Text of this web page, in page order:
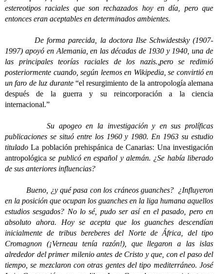
estereotipos raciales que son rechazados hoy en día, pero que
entonces eran aceptables en determinados ambientes.
De forma parecida, la doctora Ilse Schwidestsky (1907-
1997) apoyó en Alemania, en las décadas de 1930 y 1940, una de
las principales teorías raciales de los nazis.,pero se redimió
posteriormente cuando, según leemos en Wikipedia, se convirtió en
un faro de luz durante “el resurgimiento de la antropología alemana
después de la guerra y su reincorporación a la ciencia
internacional.”
Su apogeo en la investigación y en sus prolíficas
publicaciones se situó entre los 1960 y 1980. En 1963 su estudio
tituladoLa población prehispánica de Canarias: Una investigación
antropológica se publicó en español y alemán. ¿Se había liberado
de sus anteriores influencias?
Bueno, ¿y qué pasa con los cráneos guanches? ¿Influyeron
en la posición que ocupan los guanches en la liga humana aquellos
estudios sesgados? No lo sé, pudo ser así en el pasado, pero en
absoluto ahora. Hoy se acepta que los guanches descendían
inicialmente de tribus bereberes del Norte de África, del tipo
Cromagnon (¡Verneau tenía razón!), que llegaron a las islas
alrededor del primer milenio antes de Cristo y que, con el paso del
tiempo, se mezclaron con otras gentes del tipo mediterráneo. José